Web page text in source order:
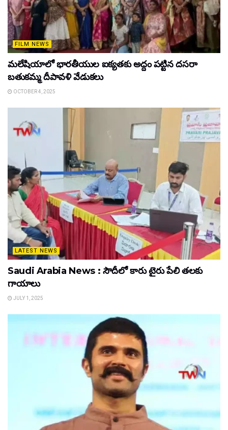
FILM NEWS
మలేషియాలో భారతీయుల ఐక్యతకు అద్దం పట్టిన దసరా
బతుకమ్మ దీపావళి వేడుకలు
OCTOBER 4, 2025
LATEST NEWS
Saudi Arabia News : సౌదీలో కారు టైరు పేలి తలకు
గాయాలు
JULY 1, 2025